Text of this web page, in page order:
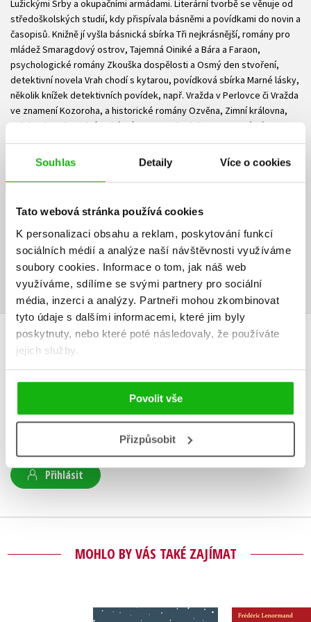
Souhlas Detaily Více o cookies
Tato webová stránka používá cookies
K personalizaci obsahu a reklam, poskytování funkcí
sociálních médií a analýze naší návštěvnosti využíváme
soubory cookies. Informace o tom, jak náš web
využíváme, sdílíme se svými partnery pro sociální
média, inzerci a analýzy. Partneři mohou zkombinovat
tyto údaje s dalšími informacemi, které jim byly
poskytnuty, nebo které poté následovaly, že používáte
jejich služby.
Povolit vše
Přizpůsobit
Lužickými Srby a okupačními armádami. Literární tvorbě se věnuje od
středoškolských studií, kdy přispívala básněmi a povídkami do novin a
časopisů. Knižně jí vyšla básnická sbírka Tři nejkrásnější, romány pro
mládež Smaragdový ostrov, Tajemná Oiniké a Bára a Faraon,
psychologické romány Zkouška dospělosti a Osmý den stvoření,
detektivní novela Vrah chodí s kytarou, povídková sbírka Marné lásky,
několik knížek detektivních povídek, např. Vražda v Perlovce či Vražda
ve znamení Kozoroha, a historické romány Ozvěna, Zimní královna,
Daleko do nebe, Plný pohár vína, Konec hodokvasu, Marné návraty,
Nekorunovaná královna, Po meči a po přeslici a Desátá Múza. Kromě
původních děl bylo vydáno padesát jejích knižních překladu,
spolupracovala s filmem, televizí a rozhlasem, pro který napsala
několik desítek literárních pásem, a získala rovněž radu literárních
Ke stažení
PDF Ukázka.pdf
HODNOCENÍ ČTENÁŘŮ
V současné době nejsou vytvořena žádná uživatelská hodnocení.
Vaše hodnocení
Uživatelskou recenzi mohou vkládat pouze registrovaní uživatelé
Přihlásit
MOHLO BY VÁS TAKÉ ZAJÍMAT